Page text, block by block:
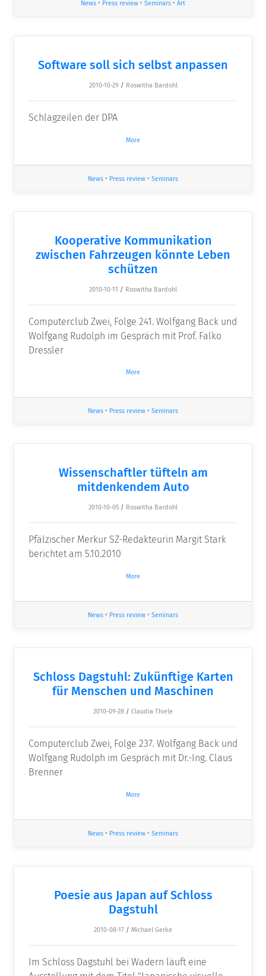
News • Press review • Seminars • Art
Software soll sich selbst anpassen
2010-10-29 / Roswitha Bardohl
Schlagzeilen der DPA
More
News • Press review • Seminars
Kooperative Kommunikation
zwischen Fahrzeugen könnte Leben
schützen
2010-10-11 / Roswitha Bardohl
Computerclub Zwei, Folge 241. Wolfgang Back und
Wolfgang Rudolph im Gespräch mit Prof. Falko
Dressler
More
News • Press review • Seminars
Wissenschaftler tüfteln am
mitdenkendem Auto
2010-10-05 / Roswitha Bardohl
Pfälzischer Merkur SZ-Redakteurin Margit Stark
berichtet am 5.10.2010
More
News • Press review • Seminars
Schloss Dagstuhl: Zukünftige Karten
für Menschen und Maschinen
2010-09-28 / Claudia Thiele
Computerclub Zwei, Folge 237. Wolfgang Back und
Wolfgang Rudolph im Gespräch mit Dr.-Ing. Claus
Brenner
More
News • Press review • Seminars
Poesie aus Japan auf Schloss
Dagstuhl
2010-08-17 / Michael Gerke
Im Schloss Dagstuhl bei Wadern läuft eine